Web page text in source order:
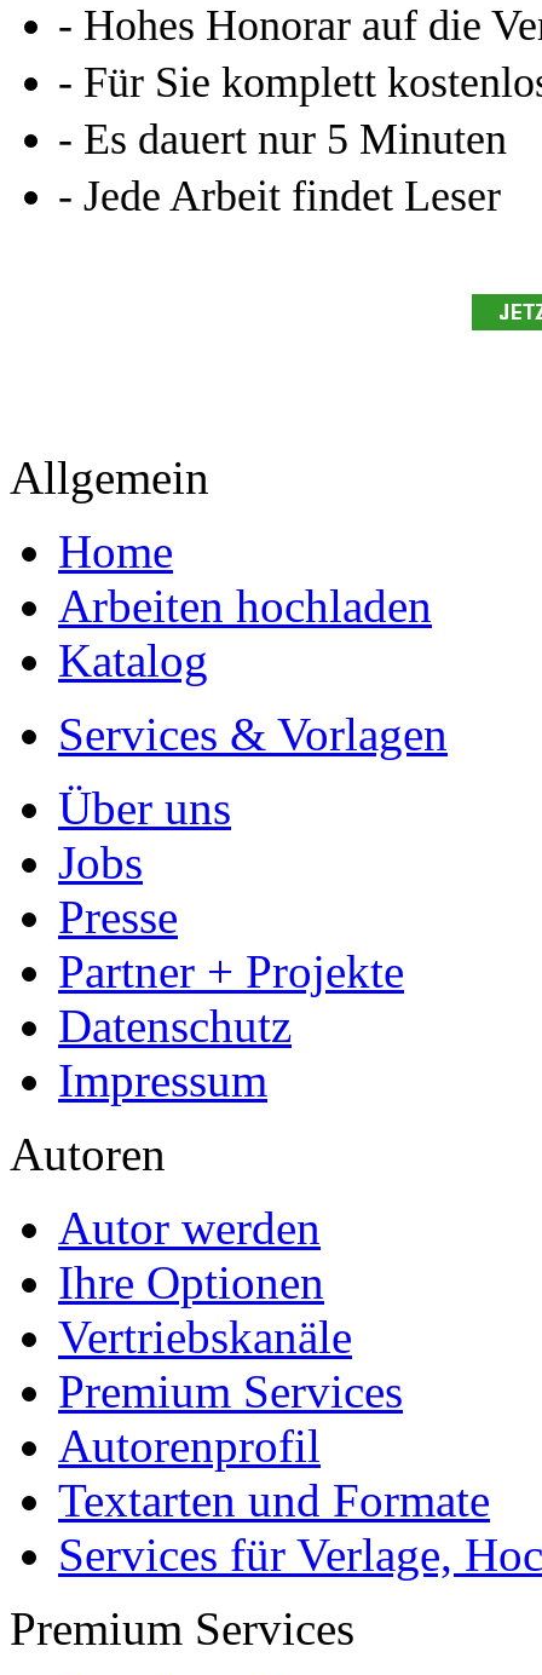
- Hohes Honorar auf die
- Für Sie komplett
- Es dauert nur 5 Minuten
- Jede Arbeit findet Leser
Allgemein
Home
Arbeiten hochladen
Katalog
Services & Vorlagen
Über uns
Jobs
Presse
Partner + Projekte
Datenschutz
Impressum
Autoren
Autor werden
Ihre Optionen
Vertriebskanäle
Premium Services
Autorenprofil
Textarten und Formate
Services für Verlage,
Premium Services